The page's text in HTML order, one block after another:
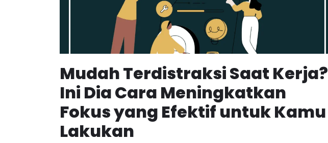
Mudah Terdistraksi Saat Kerja?
Ini Dia Cara Meningkatkan
Fokus yang Efektif untuk Kamu
Lakukan